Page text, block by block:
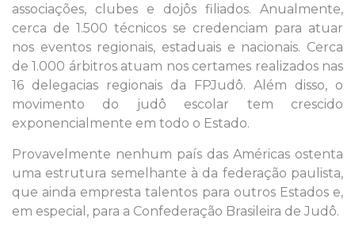
associações, clubes e dojôs filiados. Anualmente,
cerca de 1.500 técnicos se credenciam para atuar
nos eventos regionais, estaduais e nacionais. Cerca
de 1.000 árbitros atuam nos certames realizados nas
16 delegacias regionais da FPJudô. Além disso, o
movimento do judô escolar tem crescido
exponencialmente em todo o Estado.
Provavelmente nenhum país das Américas ostenta
uma estrutura semelhante à da federação paulista,
que ainda empresta talentos para outros Estados e,
em especial, para a Confederação Brasileira de Judô.